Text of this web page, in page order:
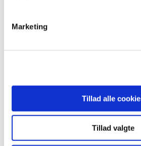
Marketing
Tillad alle
Tillad valgte
2006 (9)
Meddelelser om forsyning af medicin
Sikkerhedsmeddelelser om medicinsk